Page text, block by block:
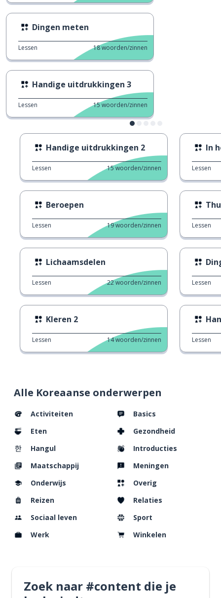
Alle Koreaanse onderwerpen
Activiteiten
Basics
Eten
Gezondheid
Hangul
Introducties
Maatschappij
Meningen
Onderwijs
Overig
Reizen
Relaties
Sociaal leven
Sport
Werk
Winkelen
Dingen meten
Lessen 18woorden/zinnen
Handige uitdrukkingen 3
Lessen 15woorden/zinnen
Handige uitdrukkingen 2
Lessen 15woorden/zinnen
Beroepen
Lessen 19woorden/zinnen
Lichaamsdelen
Lessen 22woorden/zinnen
Kleren 2
Lessen 14woorden/zinnen
In
Lessen
Lessen
Lessen
Lessen
Zoek naar #content die je